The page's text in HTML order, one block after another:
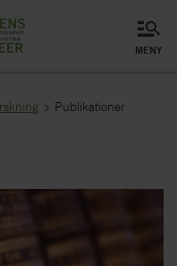
meny
Publikationer